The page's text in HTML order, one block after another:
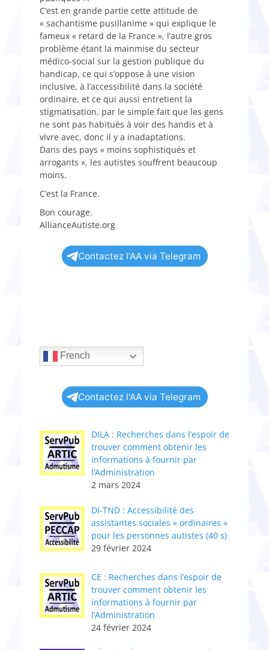
C’est en grande partie cette attitude de
« sachantisme pusillanime » qui explique le
fameux « retard de la France », l’autre gros
problème étant la mainmise du secteur
médico-social sur la gestion publique du
handicap, ce qui s’oppose à une vision
inclusive, à l’accessibilité dans la société
ordinaire, et ce qui aussi entretient la
stigmatisation, par le simple fait que les gens
ne sont pas habitués à voir des handis et à
vivre avec, donc il y a inadaptations.
Dans des pays « moins sophistiqués et
arrogants », les autistes souffrent beaucoup
moins.
C’est la France.
Bon courage.
AllianceAutiste.org
Contactez l'AA via Telegram
French
Contactez l'AA via Telegram
DILA : Recherches dans l’espoir de
trouver comment obtenir les
informations à fournir par
l’Administration
2 mars 2024
DI-TND : Accessibilité des
assistantes sociales « ordinaires »
pour les personnes autistes (40 s)
29 février 2024
CE : Recherches dans l’espoir de
trouver comment obtenir les
informations à fournir par
l’Administration
24 février 2024